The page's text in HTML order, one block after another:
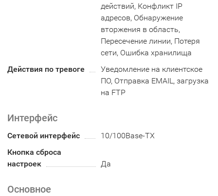
действий, Конфликт IP
адресов, Обнаружение
вторжения в область,
Пересечение линии, Потеря
сети, Ошибка хранилища
Действия по тревоге
Уведомление на клиентское
ПО, Отправка EMAIL, загрузка
на FTP
Интерфейс
Сетевой интерфейс
10/100Base-TX
Кнопка сброса
настроек
Да
Основное